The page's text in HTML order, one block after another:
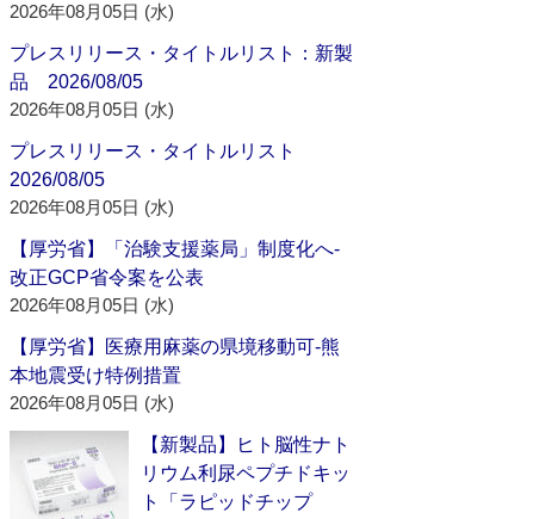
2026年08月05日 (水)
プレスリリース・タイトルリスト：新製
品 2026/08/05
2026年08月05日 (水)
プレスリリース・タイトルリスト
2026/08/05
2026年08月05日 (水)
【厚労省】「治験支援薬局」制度化へ‐
改正GCP省令案を公表
2026年08月05日 (水)
【厚労省】医療用麻薬の県境移動可‐熊
本地震受け特例措置
2026年08月05日 (水)
【新製品】ヒト脳性ナト
リウム利尿ペプチドキッ
ト「ラピッドチップ